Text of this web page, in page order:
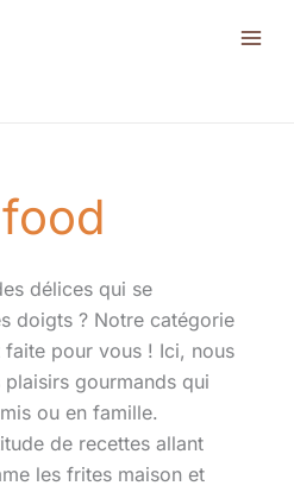
délices qui se
doigts ? Notre catégorie
pour vous ! Ici, nous
gourmands qui
ou en famille.
de recettes allant
les frites maison et